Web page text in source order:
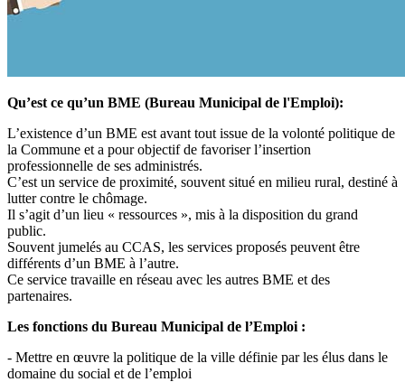
Qu’est ce qu’un BME (Bureau Municipal de l'Emploi):
L’existence d’un BME est avant tout issue de la volonté politique de
la Commune et a pour objectif de favoriser l’insertion
professionnelle de ses administrés.
C’est un service de proximité, souvent situé en milieu rural, destiné à
lutter contre le chômage.
Il s’agit d’un lieu « ressources », mis à la disposition du grand
public.
Souvent jumelés au CCAS, les services proposés peuvent être
différents d’un BME à l’autre.
Ce service travaille en réseau avec les autres BME et des
partenaires.
Les fonctions du Bureau Municipal de l’Emploi :
- Mettre en œuvre la politique de la ville définie par les élus dans le
domaine du social et de l’emploi